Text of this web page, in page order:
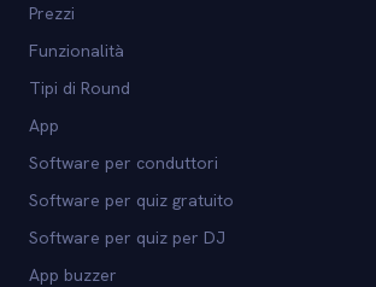
Prezzi
Funzionalità
Tipi di Round
App
Software per conduttori
Software per quiz gratuito
Software per quiz per DJ
App buzzer